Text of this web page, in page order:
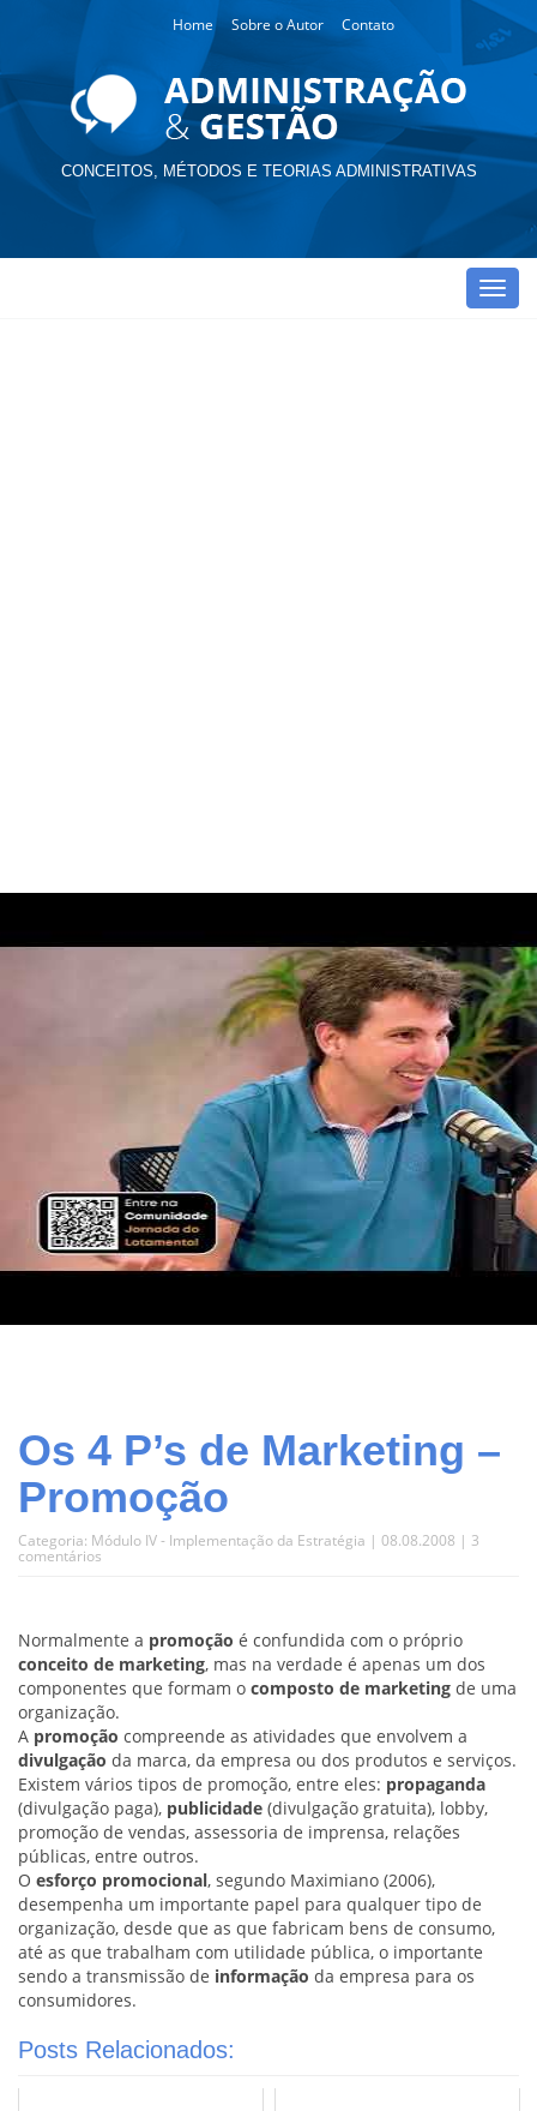
Home Sobre o Autor Contato
CONCEITOS, MÉTODOS E TEORIAS ADMINISTRATIVAS
Os 4 P’s de Marketing –
Promoção
Categoria: Módulo IV - Implementação da Estratégia | 08.08.2008 | 3
comentários
Normalmente a promoção é confundida com o próprio
conceito de marketing, mas na verdade é apenas um dos
componentes que formam o composto de marketing de uma
organização.
A promoção compreende as atividades que envolvem a
divulgação da marca, da empresa ou dos produtos e serviços.
Existem vários tipos de promoção, entre eles: propaganda
(divulgação paga), publicidade (divulgação gratuita), lobby,
promoção de vendas, assessoria de imprensa, relações
públicas, entre outros.
O esforço promocional, segundo Maximiano (2006),
desempenha um importante papel para qualquer tipo de
organização, desde que as que fabricam bens de consumo,
até as que trabalham com utilidade pública, o importante
sendo a transmissão de informação da empresa para os
consumidores.
Posts Relacionados: